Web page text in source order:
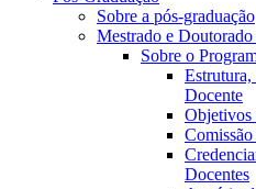
Sobre a pós-graduação
Mestrado e
Sobre o
Estrutura,
Docente
Objetivos
Docentes